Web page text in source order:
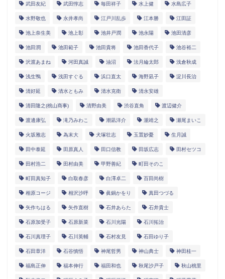
武田友紀 武田惇志 毎田祥子 水上健 水島広子
水野敬也 永井孝尚 江戸川乱歩 江本勝 江田証
池上奈生美 池上彰 池井戸潤 池永陽 池田清彦
池田潤 池田範子 池田貴将 池田香代子 池谷裕二
沢渡あまね 河田真誠 油沼 法月綸太郎 浅倉秋成
浅生鴨 浅田すぐる 浜口直太 海野凪子 淀川長治
清好延 清水ともみ 清水克衛 清永安雄
清田隆之(桃山商事) 清野由美 渋谷直角 渡辺健介
渡邊康弘 滝乃みわこ 潮凪洋介 瀧靖之 瀬尾まいこ
火坂雅志 為末大 犬塚壮志 玉置妙憂 生月誠
田中泰延 田原真人 田口信教 田坂広志 田村セツコ
田村浩二 田村由美 甲野善紀 町田そのこ
町田真知子 白取春彦 白澤卓二 百田尚樹
相原コージ 相沢沙呼 眞鍋かをり 真田つづる
矢作ちはる 矢作直樹 石井あらた 石井貴士
石原加受子 石原新菜 石川光陽 石川拓治
石川真理子 石川英輔 石村友見 石田ゆり子
石田章洋 石谷慎悟 神尾哲男 神山典士 神田桂一
福島正伸 福本伸行 福田和也 秋尾沙戸子 秋山桃里